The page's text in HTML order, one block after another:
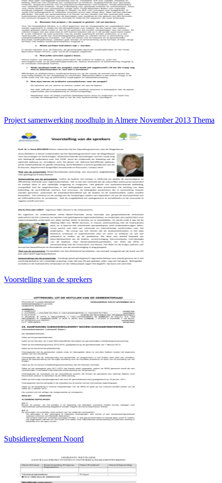
Project samenwerking noodhulp in Almere November 2013 Thema
Voorstelling van de sprekers
Subsidiereglement Noord